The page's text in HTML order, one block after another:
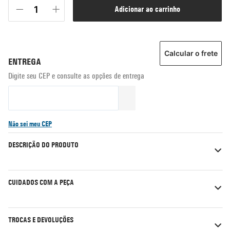
adicionar ao carrinho
Não sei meu CEP
Calcular o frete
DESCRIÇÃO DO PRODUTO
CUIDADOS COM A PEÇA
TROCAS E DEVOLUÇÕES